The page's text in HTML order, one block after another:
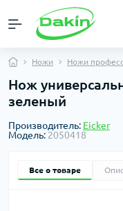
Ножи Ножи
Нож
зеленый
Производитель: Eicker
Модель: 2050418
Все о товаре